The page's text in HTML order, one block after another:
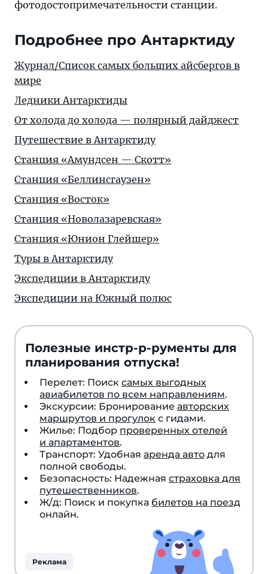
фотодостопримечательности станции.
Подробнее про Антарктиду
Журнал/Список самых больших айсбергов в
мире
Ледники Антарктиды
От холода до холода — полярный дайджест
Путешествие в Антарктиду
Станция «Амундсен — Скотт»
Станция «Беллинсгаузен»
Станция «Восток»
Станция «Новолазаревская»
Станция «Юнион Глейшер»
Туры в Антарктиду
Экспедиции в Антарктиду
Экспедиции на Южный полюс
Полезные инстр-р-рументы для
планирования отпуска!
Перелет: Поиск самых выгодных
авиабилетов по всем направлениям.
Экскурсии: Бронирование авторских
маршрутов и прогулок с гидами.
Жилье: Подбор проверенных отелей
и апартаментов.
Транспорт: Удобная аренда авто для
полной свободы.
Безопасность: Надежная страховка для
путешественников.
Ж/д: Поиск и покупка билетов на поезд
онлайн.
Реклама